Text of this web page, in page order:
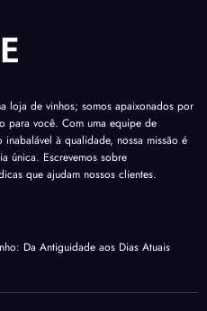
loja de vinhos; somos apaixonados por
para você. Com uma equipe de
à qualidade, nossa missão é
única. Escrevemos sobre
que ajudam nossos clientes.
Da Antiguidade aos Dias Atuais